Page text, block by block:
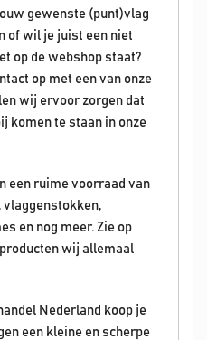
gewenste (punt)vlag
of wil je juist een niet
op de webshop staat?
op met een van onze
wij ervoor zorgen dat
komen te staan in onze
een ruime voorraad van
en nog meer. Zie op
wij allemaal
Nederland koop je
een kleine en scherpe